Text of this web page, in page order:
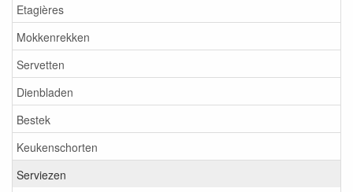
Etagières
Mokkenrekken
Servetten
Dienbladen
Bestek
Keukenschorten
Serviezen